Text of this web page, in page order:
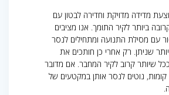
מדידה מדויקת וחדירה לבטון עם
ביותר לקיר התומך. אנו מציבים
עם מסילת התנועה ומתחילים לנסר
שניתן. רק אחרי כן חותכים את
שיותר קרוב לקיר המחבר. אם מדובר
נוטים לנסר אותן במקטעים של